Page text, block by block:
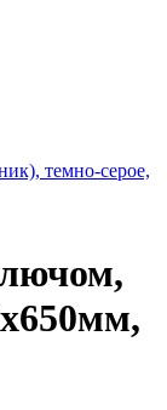
темно-серое,